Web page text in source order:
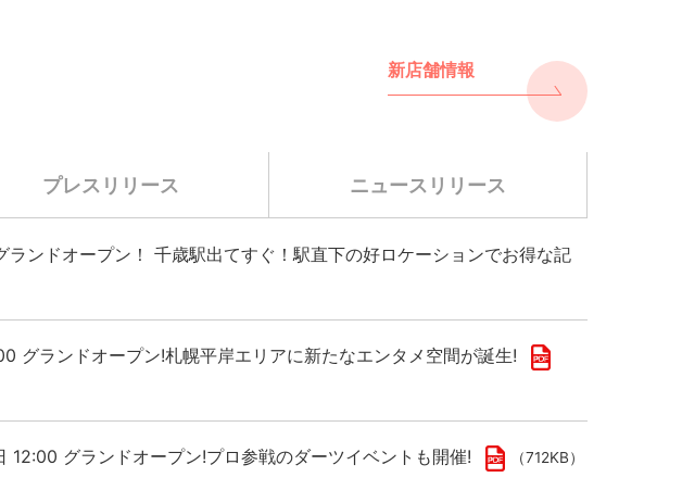
新店舗情報
プレスリリース ニュースリリース
ランドオープン！ 千歳駅出てすぐ！駅直下の好ロケーションでお得な記
グランドオープン!札幌平岸エリアに新たなエンタメ空間が誕生!
12:00 グランドオープン!プロ参戦のダーツイベントも開催! （712KB）